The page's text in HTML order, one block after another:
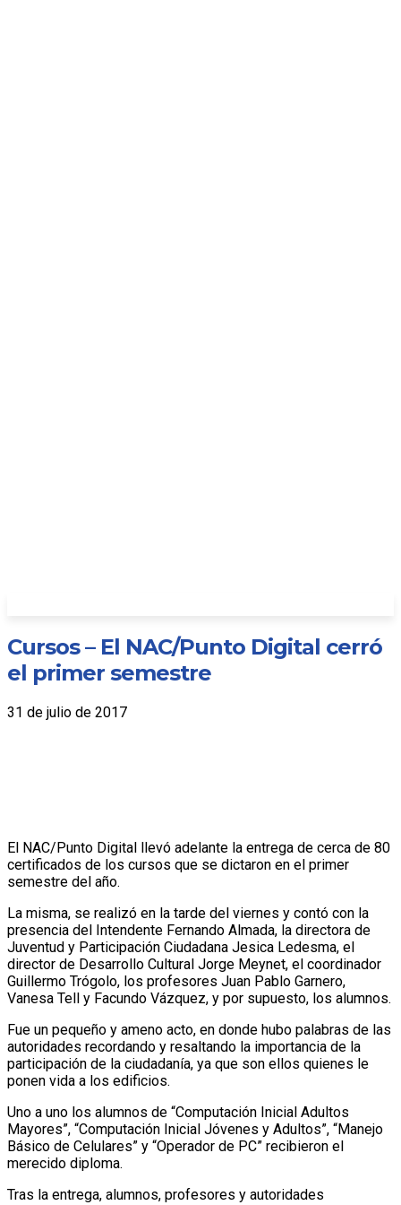
Cursos – El NAC/Punto Digital cerró
el primer semestre
31 de julio de 2017
El NAC/Punto Digital llevó adelante la entrega de cerca de 80
certificados de los cursos que se dictaron en el primer
semestre del año.
La misma, se realizó en la tarde del viernes y contó con la
presencia del Intendente Fernando Almada, la directora de
Juventud y Participación Ciudadana Jesica Ledesma, el
director de Desarrollo Cultural Jorge Meynet, el coordinador
Guillermo Trógolo, los profesores Juan Pablo Garnero,
Vanesa Tell y Facundo Vázquez, y por supuesto, los alumnos.
Fue un pequeño y ameno acto, en donde hubo palabras de las
autoridades recordando y resaltando la importancia de la
participación de la ciudadanía, ya que son ellos quienes le
ponen vida a los edificios.
Uno a uno los alumnos de “Computación Inicial Adultos
Mayores”, “Computación Inicial Jóvenes y Adultos”, “Manejo
Básico de Celulares” y “Operador de PC” recibieron el
merecido diploma.
Tras la entrega, alumnos, profesores y autoridades